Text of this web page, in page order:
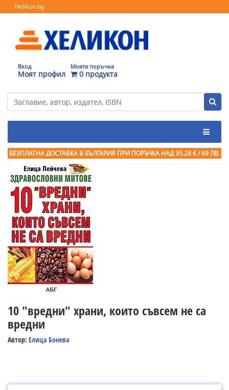
Helikon.bg
Вход
Моят профил
Моята поръчка
0 продукта
БЕЗПЛАТНА ДОСТАВКА В БЪЛГАРИЯ ПРИ ПОРЪЧКА НАД 35.28 € / 69 ЛВ.
10 "вредни" храни, които съвсем не са
вредни
Автор: Елица Бонева